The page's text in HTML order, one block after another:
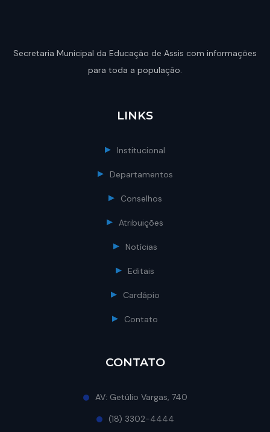
Secretaria Municipal da Educação de Assis com informações
para toda a população.
LINKS
Institucional
Departamentos
Conselhos
Atribuições
Notícias
Editais
Cardápio
Contato
CONTATO
AV: Getúlio Vargas, 740
(18) 3302-4444